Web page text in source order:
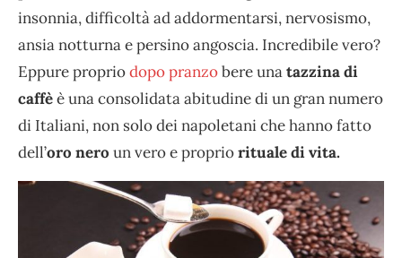
insonnia, difficoltà ad addormentarsi, nervosismo,
ansia notturna e persino angoscia. Incredibile vero?
Eppure propriodopo pranzobere unatazzina di
caffèè una consolidata abitudine di un gran numero
di Italiani, non solo dei napoletani che hanno fatto
dell’oro nero un vero e propriorituale di vita.